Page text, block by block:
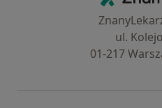
ul.
01-217